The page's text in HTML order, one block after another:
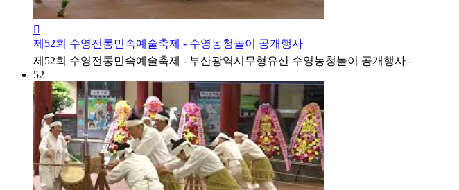
제52회 수영전통민속예술축제 - 수영농청놀이 공개행사
​제52회 수영전통민속예술축제 - 부산광역시무형유산 수영농청놀이 공개행사 -
52